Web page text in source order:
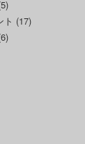
ト (17)